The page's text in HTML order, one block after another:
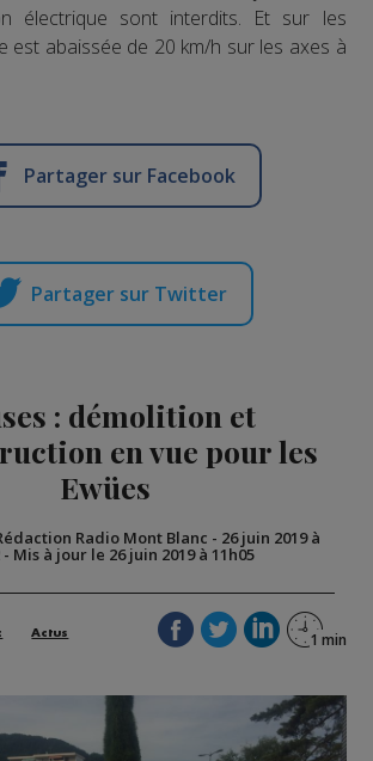
électrique sont interdits. Et sur les
est abaissée de 20 km/h sur les axes à
Partager sur Facebook
Partager sur Twitter
: démolition et
en vue pour les
Ewües
Radio Mont Blanc - 26 juin 2019 à
- Mis à jour le 26 juin 2019 à 11h05
Actus